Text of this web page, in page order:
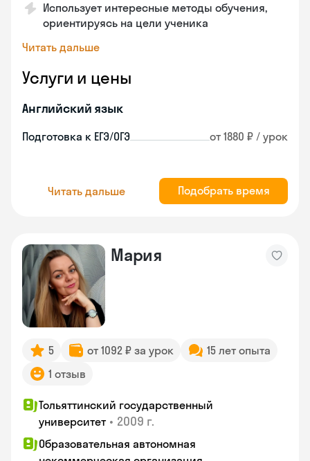
Использует интересные методы обучения,
ориентируясь на цели ученика
Читать дальше
Услуги и цены
Английский язык
Подготовка к ЕГЭ/ОГЭ от 1880 ₽ / урок
Читать дальше Подобрать время
Мария
5 от 1092 ₽ за урок
15 лет опыта
1 отзыв
Тольяттинский государственный
университет • 2009 г.
Образовательная автономная